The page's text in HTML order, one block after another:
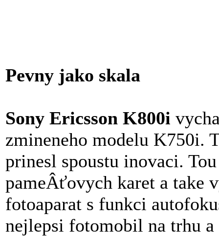
Pevny jako skala
Sony Ericsson K800i
zmineneho modelu K750i.
prinesl spoustu inovaci.
pameÂťovych karet a take
fotoaparat s funkci
nejlepsi fotomobil na trhu